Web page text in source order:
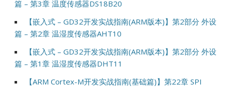
篇 – 第3章 温度传感器DS18B20
【嵌入式 – GD32开发实战指南(ARM版本)】第2部分 外设
篇 – 第2章 温湿度传感器AHT10
【嵌入式 – GD32开发实战指南(ARM版本)】第2部分 外设
篇 – 第1章 温湿度传感器DHT11
【ARM Cortex-M开发实战指南(基础篇)】第22章 SPI